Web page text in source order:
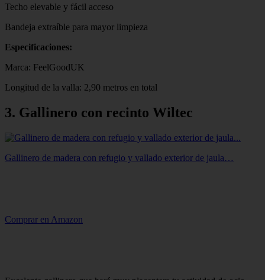
Techo elevable y fácil acceso
Bandeja extraíble para mayor limpieza
Especificaciones:
Marca: FeelGoodUK
Longitud de la valla: 2,90 metros en total
3. Gallinero con recinto Wiltec
Gallinero de madera con refugio y vallado exterior de jaula…
Comprar en Amazon